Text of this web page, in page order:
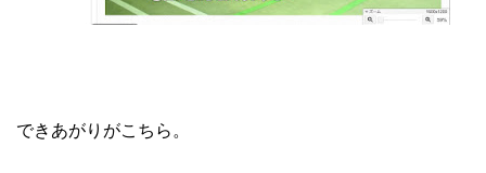
できあがりがこちら。